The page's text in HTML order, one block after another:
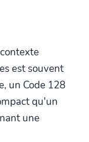
est souvent
un Code 128
qu'un
une